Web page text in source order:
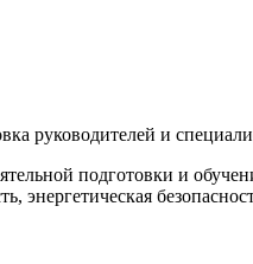
руководителей и
подготовки и